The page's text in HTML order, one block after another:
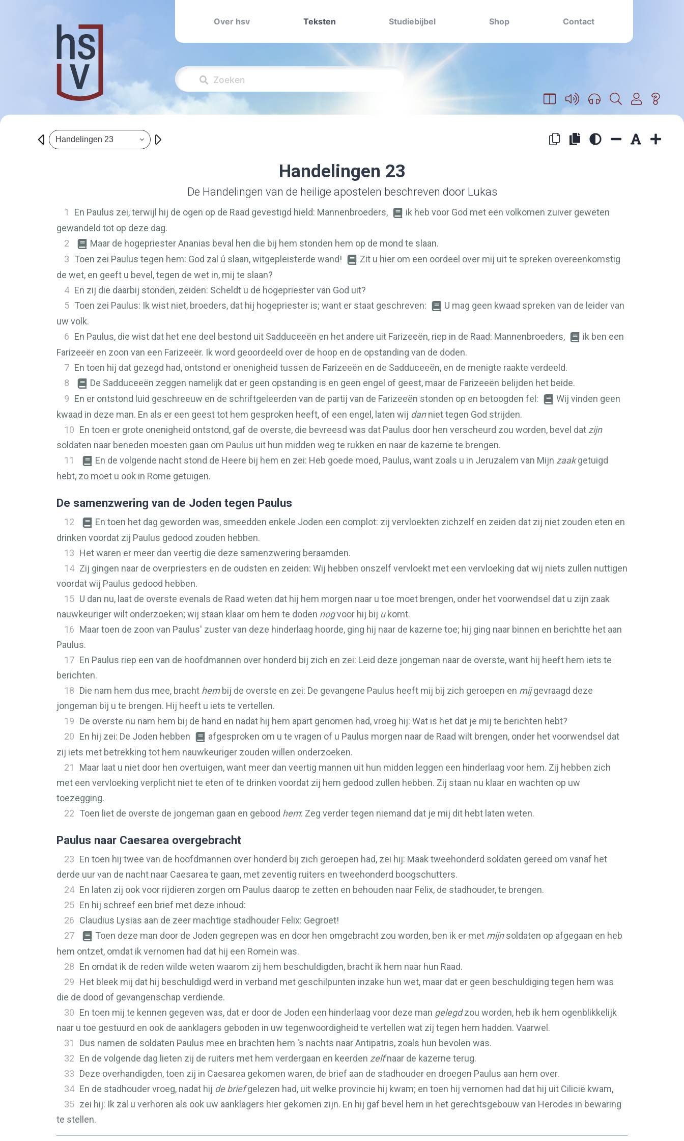
Over hsv Teksten Studiebijbel Shop Contact
Handelingen 23
Handelingen 23
De Handelingen van de heilige apostelen beschreven door Lukas
1 En Paulus zei, terwijl hij de ogen op de Raad gevestigd hield: Mannenbroeders,
ik heb voor God met een volkomen zuiver geweten
gewandeld tot op deze dag.
2
Maar de hogepriester Ananias beval hen die bij hem stonden hem op de mond te slaan.
3 Toen zei Paulus tegen hem: God zal ú slaan, witgepleisterde wand!
Zit u hier om een oordeel over mij uit te spreken overeenkomstig
de wet, en geeft u bevel, tegen de wet in, mij te slaan?
4 En zij die daarbij stonden, zeiden: Scheldt u de hogepriester van God uit?
5 Toen zei Paulus: Ik wist niet, broeders, dat hij hogepriester is; want er staat geschreven:
U mag geen kwaad spreken van de leider van
uw volk.
6 En Paulus, die wist dat het ene deel bestond uit Sadduceeën en het andere uit Farizeeën, riep in de Raad: Mannenbroeders,
ik ben een
Farizeeër en zoon van een Farizeeër. Ik word geoordeeld over de hoop en de opstanding van de doden.
7 En toen hij dat gezegd had, ontstond er onenigheid tussen de Farizeeën en de Sadduceeën, en de menigte raakte verdeeld.
8
De Sadduceeën zeggen namelijk dat er geen opstanding is en geen engel of geest, maar de Farizeeën belijden het beide.
9 En er ontstond luid geschreeuw en de schriftgeleerden van de partij van de Farizeeën stonden op en betoogden fel:
Wij vinden geen
kwaad in deze man. En als er een geest tot hem gesproken heeft, of een engel, laten wij danniet tegen God strijden.
10 En toen er grote onenigheid ontstond, gaf de overste, die bevreesd was dat Paulus door hen verscheurd zou worden, bevel dat zijn
soldaten naar beneden moesten gaan om Paulus uit hun midden weg te rukken en naar de kazerne te brengen.
11
En de volgende nacht stond de Heere bij hem en zei: Heb goede moed, Paulus, want zoals u in Jeruzalem van Mijn zaakgetuigd
hebt, zo moet u ook in Rome getuigen.
De samenzwering van de Joden tegen Paulus
12
En toen het dag geworden was, smeedden enkele Joden een complot: zij vervloekten zichzelf en zeiden dat zij niet zouden eten en
drinken voordat zij Paulus gedood zouden hebben.
13 Het waren er meer dan veertig die deze samenzwering beraamden.
14 Zij gingen naar de overpriesters en de oudsten en zeiden: Wij hebben onszelf vervloekt met een vervloeking dat wij niets zullen nuttigen
voordat wij Paulus gedood hebben.
15 U dan nu, laat de overste evenals de Raad weten dat hij hem morgen naar u toe moet brengen, onder het voorwendsel dat u zijn zaak
nauwkeuriger wilt onderzoeken; wij staan klaar om hem te doden nogvoor hij bij ukomt.
16 Maar toen de zoon van Paulus' zuster van deze hinderlaag hoorde, ging hij naar de kazerne toe; hij ging naar binnen en berichtte het aan
Paulus.
17 En Paulus riep een van de hoofdmannen over honderd bij zich en zei: Leid deze jongeman naar de overste, want hij heeft hem iets te
berichten.
18 Die nam hem dus mee, bracht hembij de overste en zei: De gevangene Paulus heeft mij bij zich geroepen en mijgevraagd deze
jongeman bij u te brengen. Hij heeft u iets te vertellen.
19 De overste nu nam hem bij de hand en nadat hij hem apart genomen had, vroeg hij: Wat is het dat je mij te berichten hebt?
20 En hij zei: De Joden hebben
afgesproken om u te vragen of u Paulus morgen naar de Raad wilt brengen, onder het voorwendsel dat
zij iets met betrekking tot hem nauwkeuriger zouden willen onderzoeken.
21
Maar laat u niet door hen overtuigen, want meer dan veertig mannen uit hun midden leggen een hinderlaag voor hem. Zij hebben zich
met een vervloeking verplicht niet te eten of te drinken voordat zij hem gedood zullen hebben. Zij staan nu klaar en wachten op uw
toezegging.
22 Toen liet de overste de jongeman gaan en gebood hem: Zeg verder tegen niemand dat je mij dit hebt laten weten.
Paulus naar Caesarea overgebracht
23 En toen hij twee van de hoofdmannen over honderd bij zich geroepen had, zei hij: Maak tweehonderd soldaten gereed om vanaf het
derde uur van de nacht naar Caesarea te gaan, met zeventig ruiters en tweehonderd boogschutters.
24 En laten zij ook voor rijdieren zorgen om Paulus daarop te zetten en behouden naar Felix, de stadhouder, te brengen.
25 En hij schreef een brief met deze inhoud:
26 Claudius Lysias aan de zeer machtige stadhouder Felix: Gegroet!
27
Toen deze man door de Joden gegrepen was en door hen omgebracht zou worden, ben ik er met mijnsoldaten op afgegaan en heb
hem ontzet, omdat ik vernomen had dat hij een Romein was.
28 En omdat ik de reden wilde weten waarom zij hem beschuldigden, bracht ik hem naar hun Raad.
29 Het bleek mij dat hij beschuldigd werd in verband met geschilpunten inzake hun wet, maar dat er geen beschuldiging tegen hem was
die de dood of gevangenschap verdiende.
30 En toen mij te kennen gegeven was, dat er door de Joden een hinderlaag voor deze man gelegdzou worden, heb ik hem ogenblikkelijk
naar u toe gestuurd en ook de aanklagers geboden in uw tegenwoordigheid te vertellen wat zij tegen hem hadden. Vaarwel.
31
Dus namen de soldaten Paulus mee en brachten hem 's nachts naar Antipatris, zoals hun bevolen was.
32 En de volgende dag lieten zij de ruiters met hem verdergaan en keerden zelfnaar de kazerne terug.
33 Deze overhandigden, toen zij in Caesarea gekomen waren, de brief aan de stadhouder en droegen Paulus aan hem over.
34 En de stadhouder vroeg, nadat hij de briefgelezen had, uit welke provincie hij kwam; en toen hij vernomen had dat hij uit Cilicië kwam,
35 zei hij: Ik zal u verhoren als ook uw aanklagers hier gekomen zijn. En hij gaf bevel hem in het gerechtsgebouw van Herodes in bewaring
te stellen.